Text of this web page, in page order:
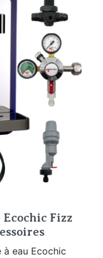
Fizz
eau Ecochic